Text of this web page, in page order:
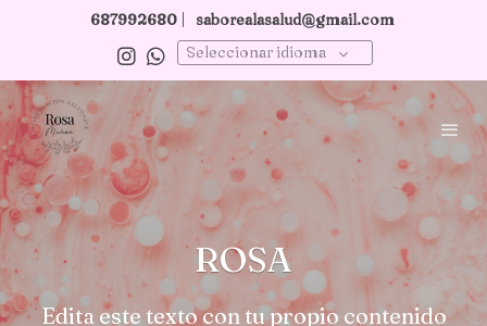
687992680 |
saborealasalud@gmail.com
Seleccionar idioma
ROSA
Edita este texto con tu propio contenido